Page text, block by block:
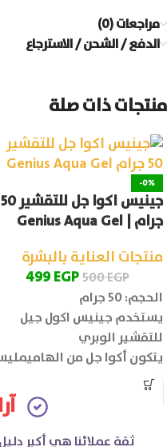
مراجعات (0)
الدفع / الشحن / الاسترجاع
منتجات ذات صلة
-0%
جينيس اكوا جل للتقشير 50
جرام | Genius Aqua Gel
منتجات العناية بالبشرة
500EGP
499EGP
الحجم: 50 جرام
يستخدم جينيس اكول جيل
للتقشير الوبري
يتكون أكوا جل من
ومستخلص الشاي الأخضر
وستريك اسيد ومستخلص
الصبار والهيالورونيك.
ثقة عملائنا هي أكبر